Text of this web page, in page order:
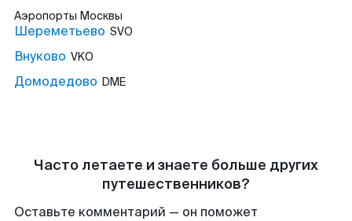
Аэропорты Москвы
Шереметьево SVO
Внуково VKO
Домодедово DME
Часто летаете и знаете больше других
путешественников?
Оставьте комментарий — он поможет